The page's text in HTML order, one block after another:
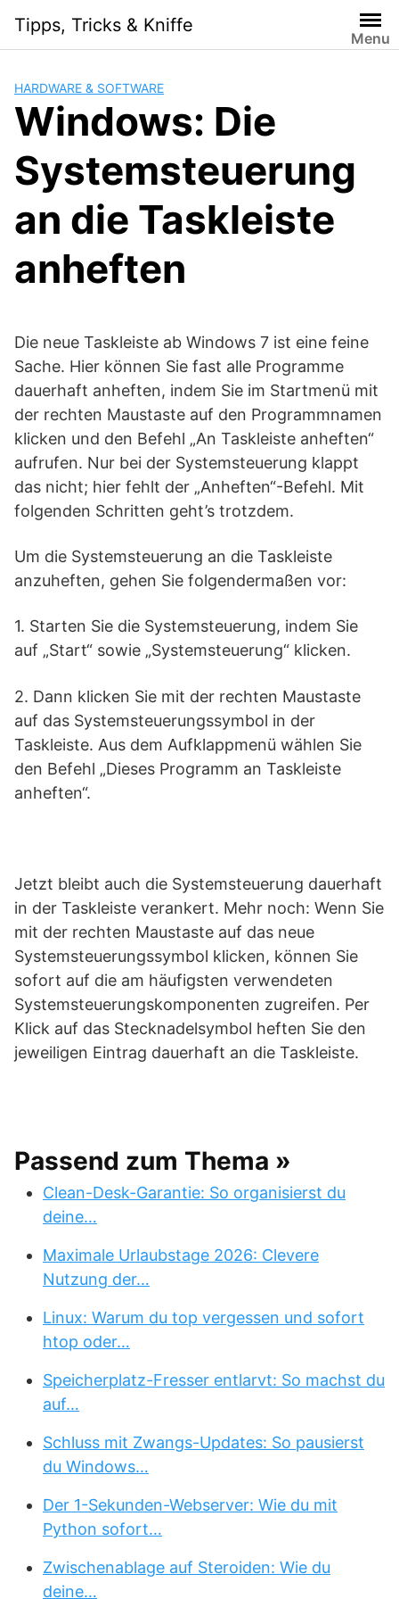
content
Tipps, Tricks & Kniffe
Menu
HARDWARE & SOFTWARE
Windows: Die
Systemsteuerung
an die Taskleiste
anheften
Die neue Taskleiste ab Windows 7 ist eine feine
Sache. Hier können Sie fast alle Programme
dauerhaft anheften, indem Sie im Startmenü mit
der rechten Maustaste auf den Programmnamen
klicken und den Befehl „An Taskleiste anheften“
aufrufen. Nur bei der Systemsteuerung klappt
das nicht; hier fehlt der „Anheften“-Befehl. Mit
folgenden Schritten geht’s trotzdem.
Um die Systemsteuerung an die Taskleiste
anzuheften, gehen Sie folgendermaßen vor:
1. Starten Sie die Systemsteuerung, indem Sie
auf „Start“ sowie „Systemsteuerung“ klicken.
2. Dann klicken Sie mit der rechten Maustaste
auf das Systemsteuerungssymbol in der
Taskleiste. Aus dem Aufklappmenü wählen Sie
den Befehl „Dieses Programm an Taskleiste
anheften“.
Jetzt bleibt auch die Systemsteuerung dauerhaft
in der Taskleiste verankert. Mehr noch: Wenn Sie
mit der rechten Maustaste auf das neue
Systemsteuerungssymbol klicken, können Sie
sofort auf die am häufigsten verwendeten
Systemsteuerungskomponenten zugreifen. Per
Klick auf das Stecknadelsymbol heften Sie den
jeweiligen Eintrag dauerhaft an die Taskleiste.
Passend zum Thema »
Clean-Desk-Garantie: So organisierst du
deine…
Maximale Urlaubstage 2026: Clevere
Nutzung der…
Linux: Warum du top vergessen und sofort
htop oder…
Speicherplatz-Fresser entlarvt: So machst du
auf…
Schluss mit Zwangs-Updates: So pausierst
du Windows…
Der 1-Sekunden-Webserver: Wie du mit
Python sofort…
Zwischenablage auf Steroiden: Wie du
deine…